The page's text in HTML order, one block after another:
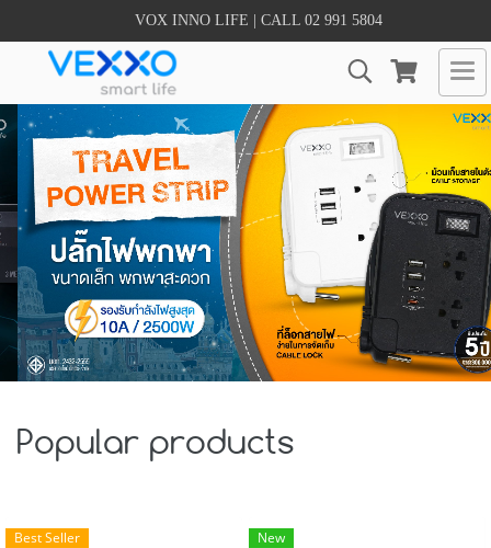
VOX INNO LIFE | CALL 02 991 5804
Popular products
Best Seller New